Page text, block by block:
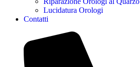
Lucidatura Orologi
Contatti